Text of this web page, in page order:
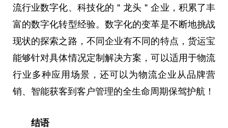
流行业数字化、科技化的＂龙头＂企业，积累了丰
富的数字化转型经验。数字化的变革是不断地挑战
现状的探索之路，不同企业有不同的特点，货运宝
能够针对具体情况定制解决方案，可以适用于物流
行业多种应用场景，还可以为物流企业从品牌营
销、智能获客到客户管理的全生命周期保驾护航！
结语